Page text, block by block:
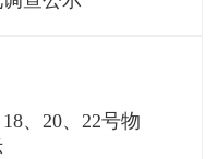
、20、22号物